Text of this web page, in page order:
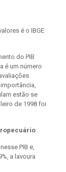
é o IBGE
do PIB
é um número
estão se
de 1998 foi
PIB e,
a lavoura